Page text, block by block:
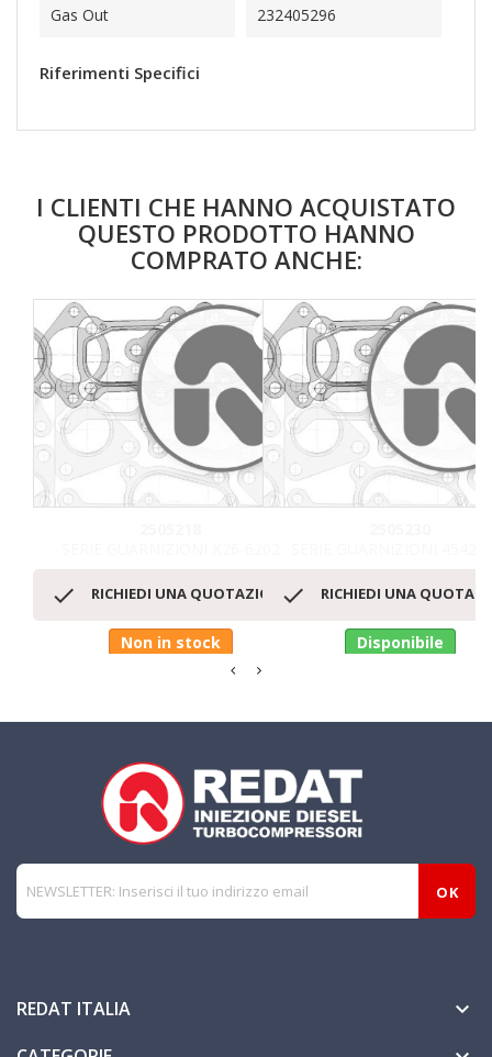
Gas Out 232405296
Riferimenti Specifici
I CLIENTI CHE HANNO ACQUISTATO
QUESTO PRODOTTO HANNO
COMPRATO ANCHE:
 RICHIEDI UNA QUOTAZIONE
Non in stock
favorite_border
 RICHIEDI UNA
Disponibile
REDAT ITALIA 